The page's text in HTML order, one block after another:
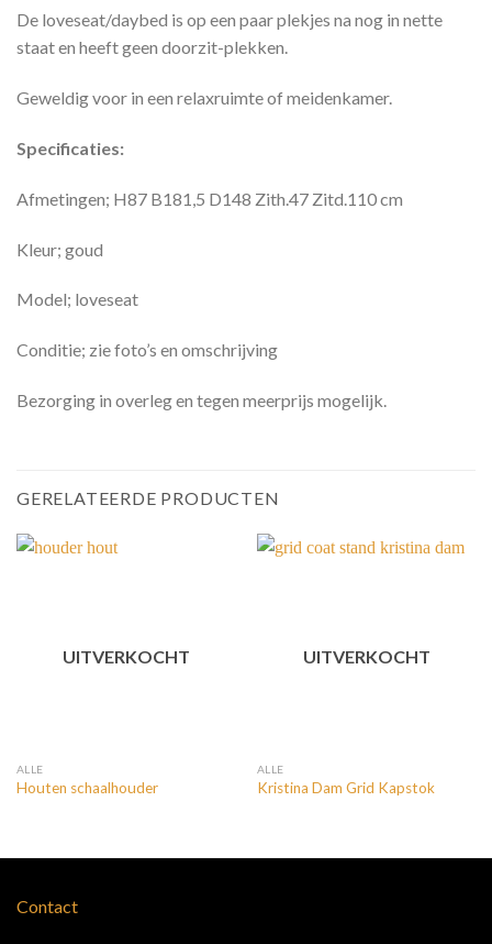
De loveseat/daybed is op een paar plekjes na nog in nette
staat en heeft geen doorzit-plekken.
Geweldig voor in een relaxruimte of meidenkamer.
Specificaties:
Afmetingen; H87 B181,5 D148 Zith.47 Zitd.110 cm
Kleur; goud
Model; loveseat
Conditie; zie foto’s en omschrijving
Bezorging in overleg en tegen meerprijs mogelijk.
GERELATEERDE PRODUCTEN
UITVERKOCHT
ALLE
Houten schaalhouder
UITVERKOCHT
ALLE
Kristina Dam Grid Kapstok
Contact